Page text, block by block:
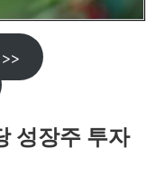
성장주 투자